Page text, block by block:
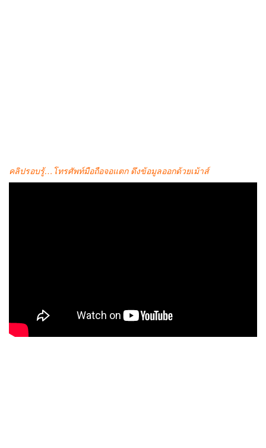
คลิปรอบรู้…โทรศัพท์มือถือจอแตก ดึงข้อมูลออกด้วยเม้าส์